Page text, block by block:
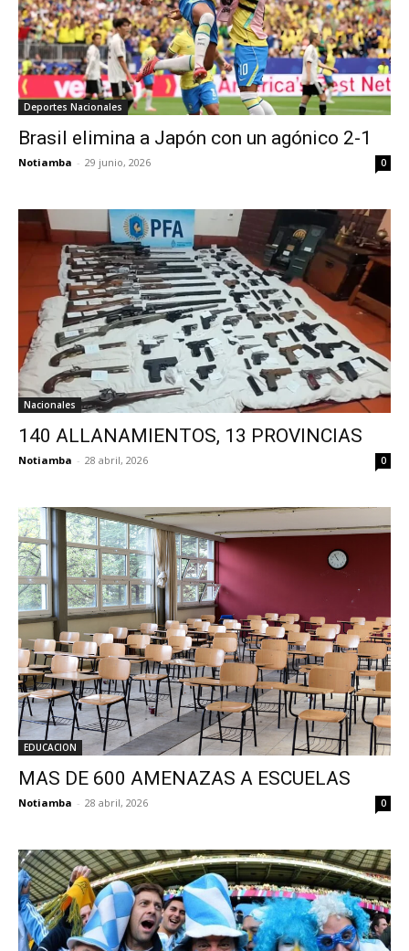
Deportes Nacionales
Brasil elimina a Japón con un agónico 2-1
Notiamba - 29 junio, 2026 0
Nacionales
140 ALLANAMIENTOS, 13 PROVINCIAS
Notiamba - 28 abril, 2026 0
EDUCACION
MAS DE 600 AMENAZAS A ESCUELAS
Notiamba - 28 abril, 2026 0